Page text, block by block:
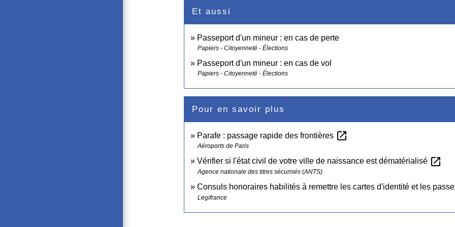
Et aussi
Passeport d'un mineur : en cas de perte
Papiers - Citoyenneté - Élections
Passeport d'un mineur : en cas de vol
Papiers - Citoyenneté - Élections
Pour en savoir plus
Parafe : passage rapide des frontières open_in_new
Aéroports de Paris
Vérifier si l'état civil de votre ville de naissance est dématérialisé open_in_new
Agence nationale des titres sécurisés (ANTS)
Consuls honoraires habilités à remettre les cartes d'identité et les
Legifrance